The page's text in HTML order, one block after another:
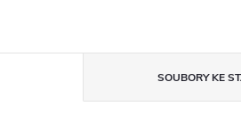
SOUBORY KE